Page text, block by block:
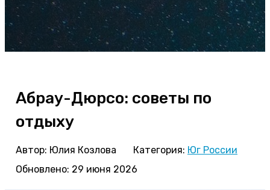
Абрау-Дюрсо: советы по
отдыху
Автор: Юлия Козлова Категория: Юг России
Обновлено: 29 июня 2026